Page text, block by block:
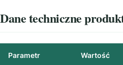
Dane techniczne
Parametr Wartość